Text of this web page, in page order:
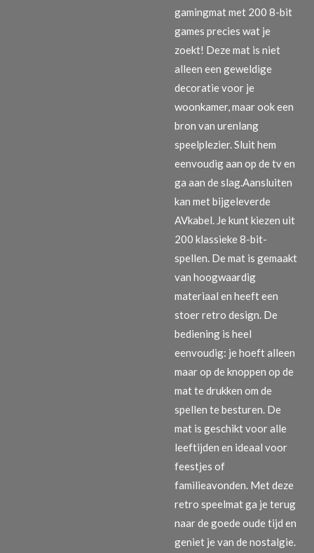
gamingmat met 200 8-bit
games precies wat je
zoekt! Deze mat is niet
alleen een geweldige
decoratie voor je
woonkamer, maar ook een
bron van urenlang
speelplezier. Sluit hem
eenvoudig aan op de tv en
ga aan de slag.Aansluiten
kan met bijgeleverde
AVkabel. Je kunt kiezen uit
200 klassieke 8-bit-
spellen. De mat is gemaakt
van hoogwaardig
materiaal en heeft een
stoer retro design. De
bediening is heel
eenvoudig: je hoeft alleen
maar op de knoppen op de
mat te drukken om de
spellen te besturen. De
mat is geschikt voor alle
leeftijden en ideaal voor
feestjes of
familieavonden. Met deze
retro speelmat ga je terug
naar de goede oude tijd en
geniet je van de nostalgie.